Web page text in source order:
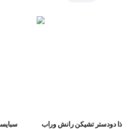
ذا دودستر تشيكن رانش وراب